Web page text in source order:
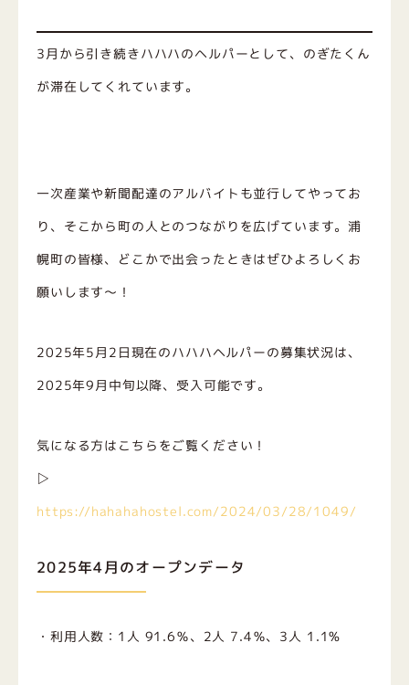
3月から引き続きハハハのヘルパーとして、のぎたくん
が滞在してくれています。
一次産業や新聞配達のアルバイトも並行してやってお
り、そこから町の人とのつながりを広げています。浦
幌町の皆様、どこかで出会ったときはぜひよろしくお
願いします～！
2025年5月2日現在のハハハヘルパーの募集状況は、
2025年9月中旬以降、受入可能です。
気になる方はこちらをご覧ください！
▷
https://hahahahostel.com/2024/03/28/1049/
2025年4月のオープンデータ
・利用人数：1人 91.6％、2人 7.4％、3人 1.1%